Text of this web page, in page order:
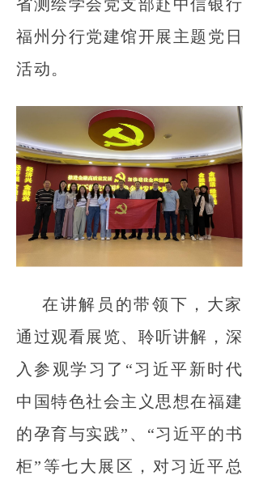
省测绘学会党支部赴中信银行
福州分行党建馆开展主题党日
活动。
在讲解员的带领下，大家
通过观看展览、聆听讲解，深
入参观学习了“习近平新时代
中国特色社会主义思想在福建
的孕育与实践”、“习近平的书
柜”等七大展区，对习近平总